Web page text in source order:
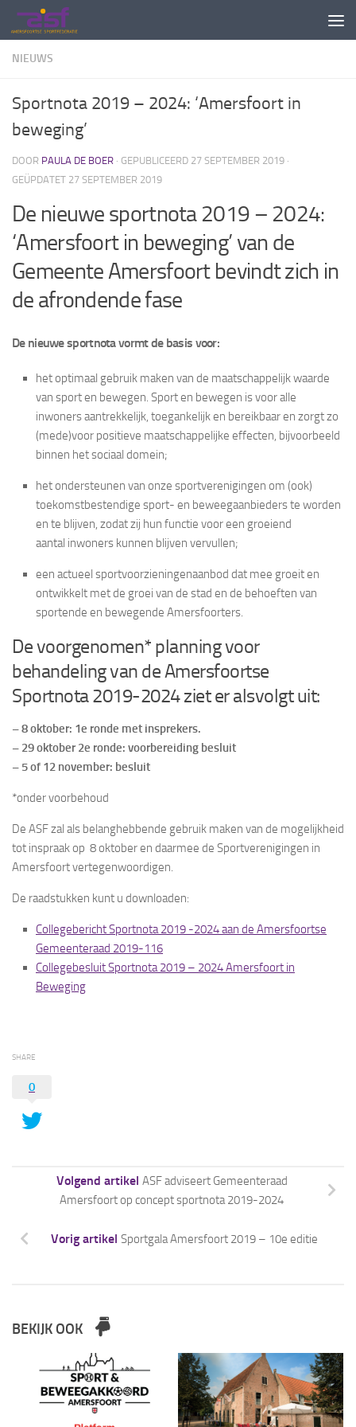
Doorgaan naar inhoud
NIEUWS
Sportnota 2019 – 2024: ‘Amersfoort in
beweging’
DOOR PAULA DE BOER · GEPUBLICEERD 27 SEPTEMBER 2019 ·
GEÜPDATET 27 SEPTEMBER 2019
De nieuwe sportnota 2019 – 2024:
‘Amersfoort in beweging’ van de
Gemeente Amersfoort bevindt zich in
de afrondende fase
De nieuwe sportnota vormt de basis voor:
het optimaal gebruik maken van de maatschappelijk waarde
van sport en bewegen. Sport en bewegen is voor alle
inwoners aantrekkelijk, toegankelijk en bereikbaar en zorgt zo
(mede)voor positieve maatschappelijke effecten, bijvoorbeeld
binnen het sociaal domein;
het ondersteunen van onze sportverenigingen om (ook)
toekomstbestendige sport- en beweegaanbieders te worden
en te blijven, zodat zij hun functie voor een groeiend
aantal inwoners kunnen blijven vervullen;
een actueel sportvoorzieningenaanbod dat mee groeit en
ontwikkelt met de groei van de stad en de behoeften van
sportende en bewegende Amersfoorters.
De voorgenomen* planning voor
behandeling van de Amersfoortse
Sportnota 2019-2024 ziet er alsvolgt uit:
– 8 oktober: 1e ronde met insprekers.
– 29 oktober 2e ronde: voorbereiding besluit
– 5 of 12 november: besluit
*onder voorbehoud
De ASF zal als belanghebbende gebruik maken van de mogelijkheid
tot inspraak op 8 oktober en daarmee de Sportverenigingen in
Amersfoort vertegenwoordigen.
De raadstukken kunt u downloaden:
Collegebericht Sportnota 2019 -2024 aan de Amersfoortse
Gemeenteraad 2019-116
Collegebesluit Sportnota 2019 – 2024 Amersfoort in
Beweging
SHARE
0
Volgend artikel ASF adviseert Gemeenteraad
Amersfoort op concept sportnota 2019-2024
Vorig artikel Sportgala Amersfoort 2019 – 10e editie
BEKIJK OOK